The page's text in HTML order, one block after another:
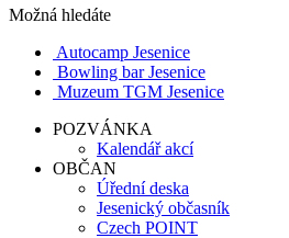
Možná hledáte
Autocamp Jesenice
Bowling bar Jesenice
Muzeum TGM Jesenice
POZVÁNKA
Kalendář akcí
OBČAN
Úřední deska
Jesenický občasník
Czech POINT